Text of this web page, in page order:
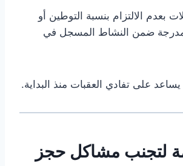
بعدم الالتزام بنسبة التوطين أو
مدرجة ضمن النشاط المسجل في
على تفادي العقبات منذ البداية.
لتجنب مشاكل حجز